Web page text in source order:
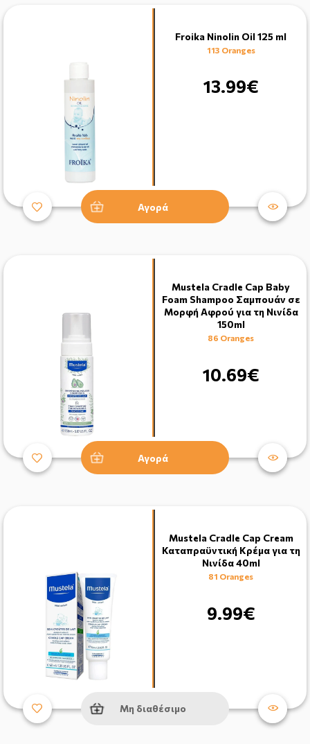
Froika Ninolin Oil 125 ml
113 Oranges
13.99€
Αγορά
Mustela Cradle Cap Baby
Foam Shampoo Σαμπουάν σε
Μορφή Αφρού για τη Νινίδα
150ml
86 Oranges
10.69€
Αγορά
Mustela Cradle Cap Cream
Καταπραϋντική Κρέμα για τη
Νινίδα 40ml
81 Oranges
9.99€
Μη διαθέσιμο